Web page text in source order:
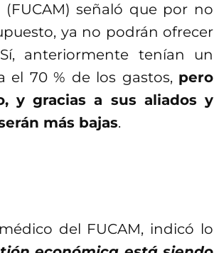
señaló que por no
ya no podrán ofrecer
anteriormente tenían un
el 70 % de los gastos, pero
y gracias a sus aliados y
más bajas.
del FUCAM, indicó lo